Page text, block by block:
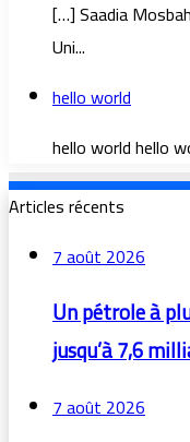
[…] Saadia
Uni...
hello world
hello world hello
Articles récents
7 août 2026
Un pétrole à
jusqu’à 7,6
7 août 2026